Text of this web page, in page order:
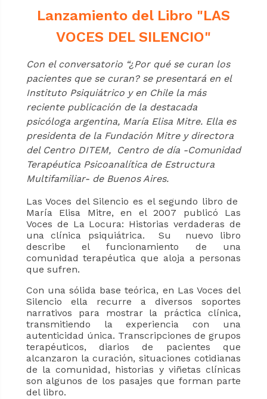
Lanzamiento del Libro "LAS
VOCES DEL SILENCIO"
Con el conversatorio “¿Por qué se curan los
pacientes que se curan? se presentará en el
Instituto Psiquiátrico y en Chile la más
reciente publicación de la destacada
psicóloga argentina, María Elisa Mitre. Ella es
presidenta de la Fundación Mitre y directora
del Centro DITEM,
Centro de día -Comunidad
Terapéutica Psicoanalítica de Estructura
Multifamiliar- de Buenos Aires.
Las Voces del Silencio es el segundo libro de
María Elisa Mitre, en el 2007 publicó Las
Voces de La Locura: Historias verdaderas de
una clínica psiquiátrica. Su nuevo libro
describe el funcionamiento de una
comunidad terapéutica que aloja a personas
que sufren.
Con una sólida base teórica, en Las Voces del
Silencio ella recurre a diversos soportes
narrativos para mostrar la práctica clínica,
transmitiendo la experiencia con una
autenticidad única. Transcripciones de grupos
terapéuticos, diarios de pacientes que
alcanzaron la curación, situaciones cotidianas
de la comunidad, historias y viñetas clínicas
son algunos de los pasajes que forman parte
del libro.